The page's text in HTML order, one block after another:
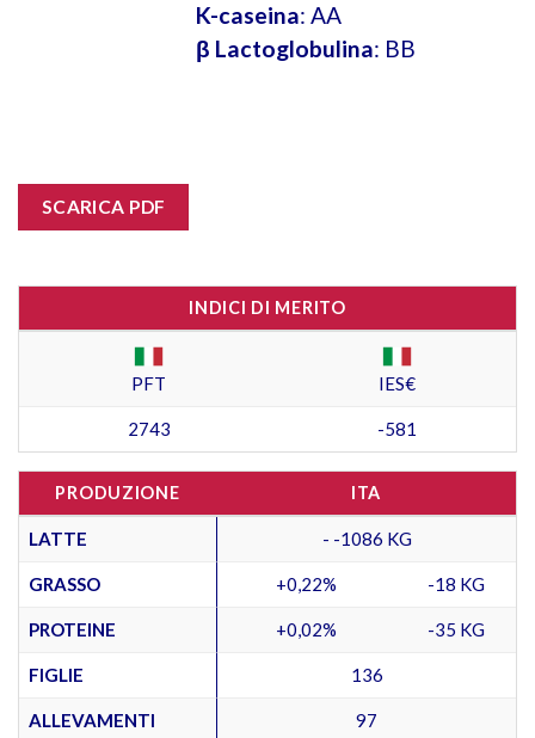
K-caseina: AA
β Lactoglobulina: BB
SCARICA PDF
INDICI DI MERITO
PFT IES€
2743 -581
PRODUZIONE ITA
LATTE - -1086 KG
GRASSO +0,22% -18 KG
PROTEINE +0,02% -35 KG
FIGLIE 136
ALLEVAMENTI 97